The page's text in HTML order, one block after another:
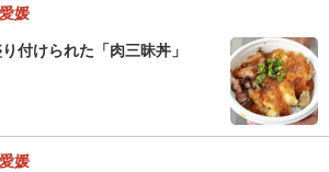
媛
付けられた「肉三昧丼」
媛